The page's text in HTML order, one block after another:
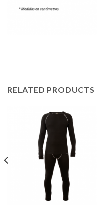
RELATED PRODUCTS